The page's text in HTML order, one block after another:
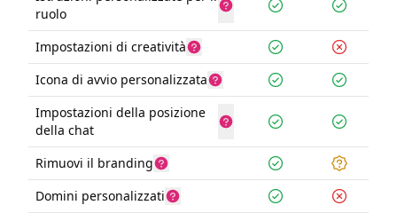
ruolo
Impostazioni di creatività
Icona di avvio personalizzata
Impostazioni della posizione
della chat
Rimuovi il branding
Domini personalizzati